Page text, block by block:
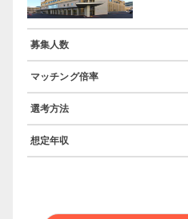
募集人数
マッチング倍率
選考方法
想定年収